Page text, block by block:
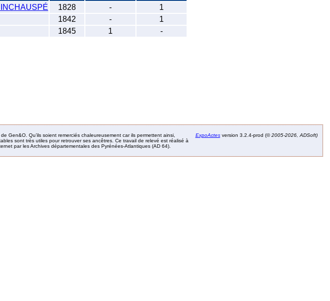
1828 -
1
1842 -
1
1845 1 -
Gen&O. Qu’ils soient remerciés chaleureusement car ils permettent ainsi,
sont très utiles pour retrouver ses ancêtres. Ce travail de relevé est réalisé à
par les Archives départementales des Pyrénées-Atlantiques (AD 64).
ExpoActesversion 3.2.4-prod (©2005-2026, ADSoft)